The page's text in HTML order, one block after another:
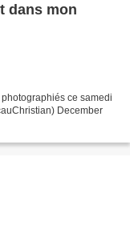
dans mon
ce samedi
December